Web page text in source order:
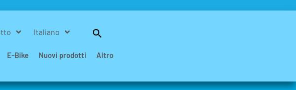
Italiano
E-Bike Nuovi prodotti Altro